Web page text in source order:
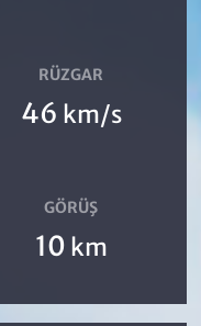
RÜZGAR
46 km/s
GÖRÜŞ
10 km